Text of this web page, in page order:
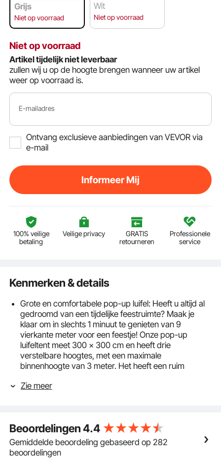
Grijs
Niet op voorraad
Wit
Niet op voorraad
Niet op voorraad
Artikel tijdelijk niet leverbaar
zullen wij u op de hoogte brengen wanneer uw artikel
weer op voorraad is.
E-mailadres
Ontvang exclusieve aanbiedingen van VEVOR via
e-mail
Informeer Mij
100% veilige
betaling
Veilige privacy
GRATIS
retourneren
Professionele
service
Kenmerken & details
Grote en comfortabele pop-up luifel: Heeft u altijd al
gedroomd van een tijdelijke feestruimte? Maak je
klaar om in slechts 1 minuut te genieten van 9
vierkante meter voor een feestje! Onze pop-up
luifeltent meet 300 x 300 cm en heeft drie
verstelbare hoogtes, met een maximale
binnenhoogte van 3 meter. Het heeft een ruim
personen, waardoor het de perfecte plek is om
eersteklas functies voor een veilige en comfortabele
ervaring. Het is gemaakt van een 250D PU-
zilvergecoate stof die UPF 50+ UV-bescherming en
Zie meer
Beoordelingen4.4
Gemiddelde beoordeling gebaseerd op 282
beoordelingen